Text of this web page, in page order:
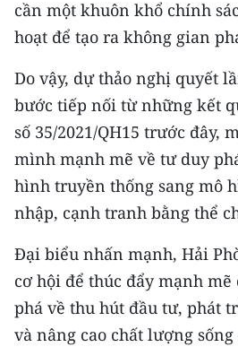
Media Du lịch
Media Thế giới
Media Thể thao
Media Giáo dục
Media Y tế
Media Khoa học - Công nghệ
Media Môi trường
Ảnh
Infographic
cần một khuôn khổ chính
hoạt để tạo ra không gian
Do vậy, dự thảo nghị quyết
bước tiếp nối từ những kết
số 35/2021/QH15 trước đây,
mình mạnh mẽ về tư duy
hình truyền thống sang mô
nhập, cạnh tranh bằng thể
Đại biểu nhấn mạnh, Hải
cơ hội để thúc đẩy mạnh mẽ
phá về thu hút đầu tư, phát
và nâng cao chất lượng